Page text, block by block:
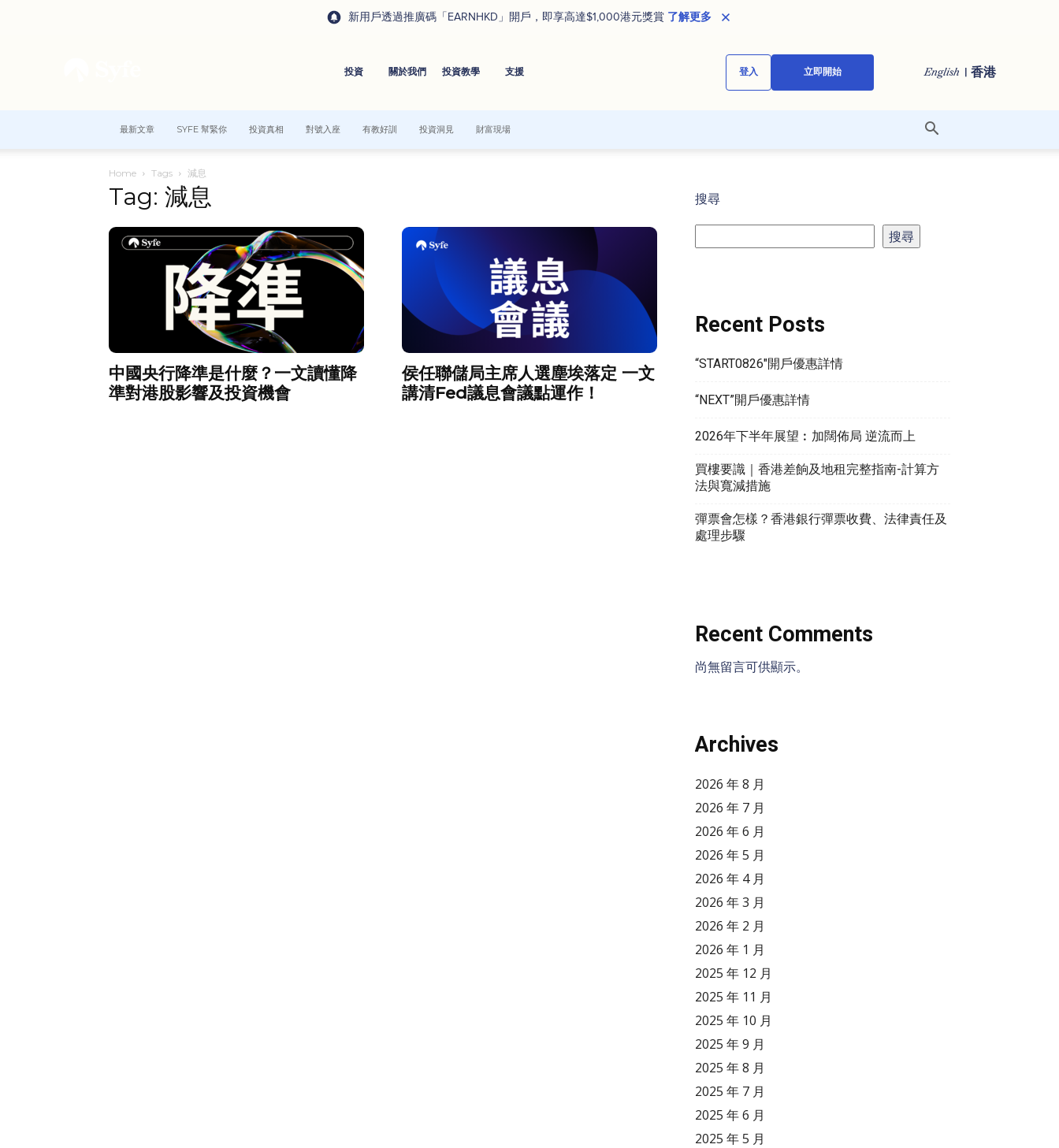
新用戶透過推廣碼「EARNHKD」開戶，即享高達$1,000港元獎賞 了解更多
投資 關於我們 投資教學 ⽀援 登入 立即開始 English | 香港
最新文章 SYFE 幫緊你 投資真相 對號入座 有教好訓 投資洞見 財富現場
Home Tags 減息
Tag: 減息
中國央行降準是什麼？一文讀懂降
準對港股影響及投資機會
侯任聯儲局主席人選塵埃落定 一文
講清Fed議息會議點運作！
搜尋
搜尋
Recent Posts
“START0826″開戶優惠詳情
“NEXT”開戶優惠詳情
2026年下半年展望︰加闊佈局 逆流而上
買樓要識｜香港差餉及地租完整指南-計算方
法與寬減措施
彈票會怎樣？香港銀行彈票收費、法律責任及
處理步驟
Recent Comments
尚無留言可供顯示。
Archives
2026 年 8 月
2026 年 7 月
2026 年 6 月
2026 年 5 月
2026 年 4 月
2026 年 3 月
2026 年 2 月
2026 年 1 月
2025 年 12 月
2025 年 11 月
2025 年 10 月
2025 年 9 月
2025 年 8 月
2025 年 7 月
2025 年 6 月
2025 年 5 月